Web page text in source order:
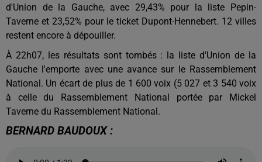
d'Union de la Gauche, avec 29,43% pour la liste Pepin-
Taverne et 23,52% pour le ticket Dupont-Hennebert. 12 villes
restent encore à dépouiller.
À 22h07, les résultats sont tombés : la liste d'Union de la
Gauche l'emporte avec une avance sur le Rassemblement
National. Un écart de plus de 1 600 voix (5 027 et 3 540 voix
à celle du Rassemblement National portée par Mickel
Taverne du Rassemblement National.
BERNARD BAUDOUX :